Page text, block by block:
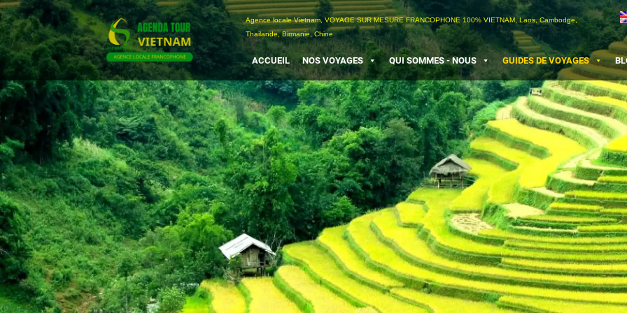
Passer
au
contenu
Agence locale Vietnam, VOYAGE SUR MESURE FRANCOPHONE 100% VIETNAM, Laos, Cambodge,
Thailande, Birmanie, Chine
ACCUEIL NOS VOYAGES QUI SOMMES - NOUS GUIDES DE VOYAGES